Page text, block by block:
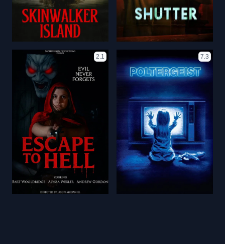
2.1 7.3